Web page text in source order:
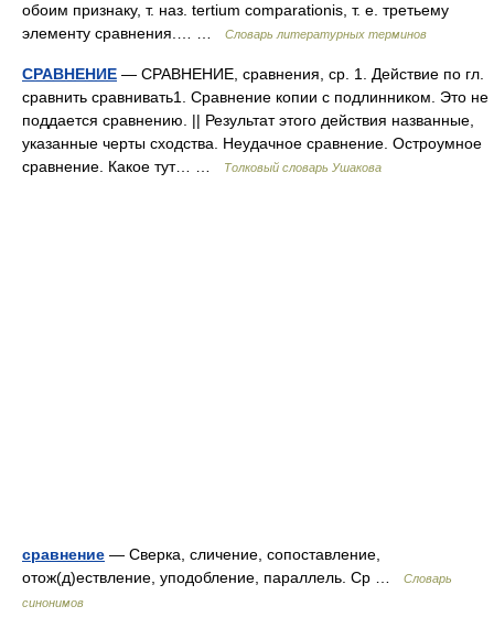
обоим признаку, т. наз. tertium comparationis, т. е. третьему
элементу сравнения.… …
Словарь литературных терминов
СРАВНЕНИЕ — СРАВНЕНИЕ, сравнения, ср. 1. Действие по гл.
сравнить сравнивать1. Сравнение копии с подлинником. Это не
поддается сравнению. || Результат этого действия названные,
указанные черты сходства. Неудачное сравнение. Остроумное
сравнение. Какое тут… …
Толковый словарь Ушакова
сравнение — Сверка, сличение, сопоставление,
отож(д)ествление, уподобление, параллель. Ср …
Словарь
синонимов